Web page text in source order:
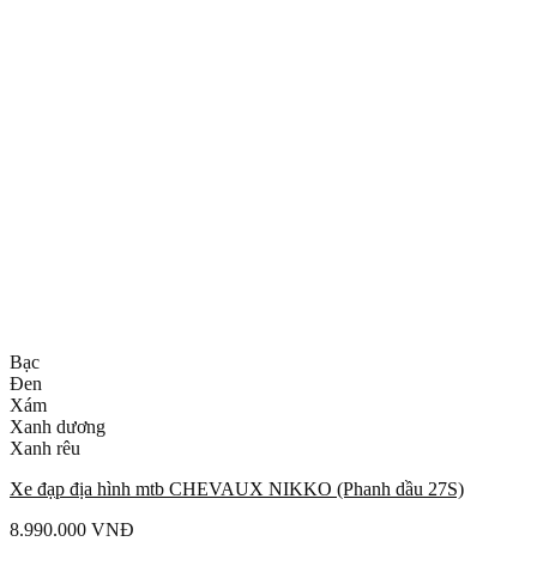
Bạc
Đen
Xám
Xanh dương
Xanh rêu
Xe đạp địa hình mtb CHEVAUX NIKKO (Phanh dầu 27S)
8.990.000 VNĐ